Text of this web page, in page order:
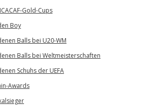
Gold-Cups
Boy
Balls bei U20-WM
Balls bei Weltmeisterschaften
Schuhs der UEFA
Awards